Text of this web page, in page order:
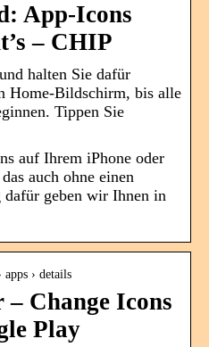
App-Icons
– CHIP
halten Sie dafür
Home-Bildschirm, bis alle
Tippen Sie
auf Ihrem iPhone oder
auch ohne einen
geben wir Ihnen in
› details
Change Icons
Play